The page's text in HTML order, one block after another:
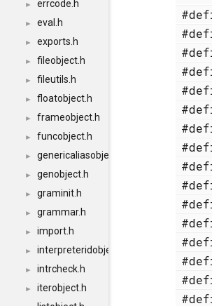
► errcode.h
► eval.h
► exports.h
► fileobject.h
► fileutils.h
► floatobject.h
► frameobject.h
► funcobject.h
► genericaliasobject.h
► genobject.h
► graminit.h
► grammar.h
► import.h
► interpreteridobject.h
► intrcheck.h
► iterobject.h